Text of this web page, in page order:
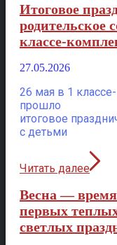
Итоговое
родительское
классе-
27.05.2026
26 мая в 1
прошло
итоговое
с детьми
Читать далее
Весна —
первых
светлых